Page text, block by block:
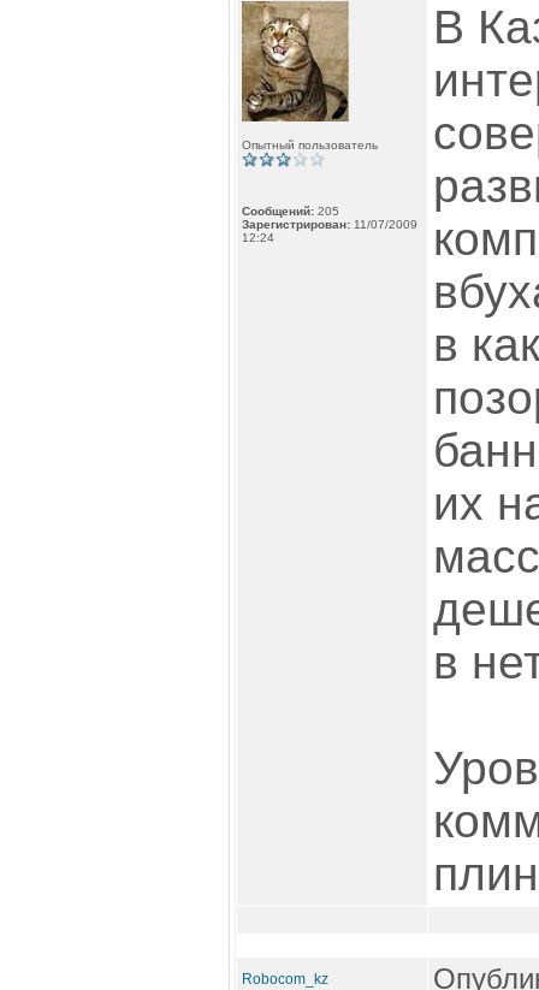
Опытный пользователь
Сообщений: 205
Зарегистрирован: 11/07/2009
12:24
В
в
их
в
Robocom_kz